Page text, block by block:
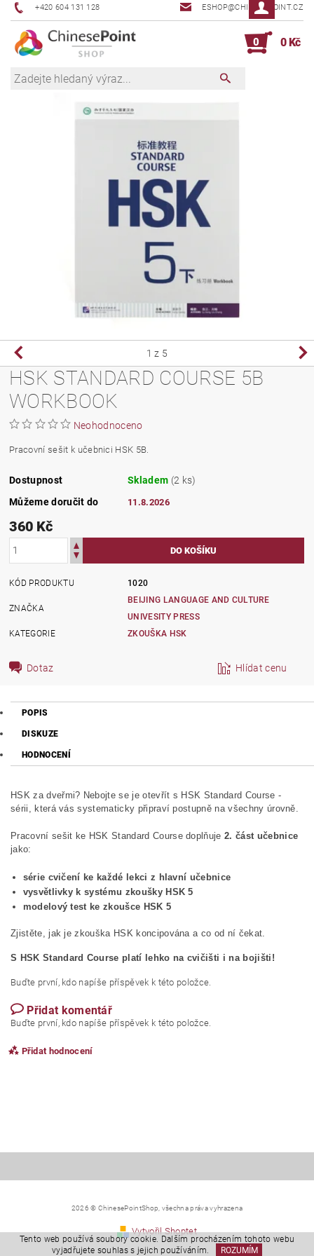
+420 604 131 128 ESHOP@CHINESEPOINT.CZ
0 0 Kč
1 z 5
HSK STANDARD COURSE 5B
WORKBOOK
Neohodnoceno
Pracovní sešit k učebnici HSK 5B.
Dostupnost Skladem (2 ks)
Můžeme doručit do
11.8.2026
360 Kč
KÓD PRODUKTU 1020
ZNAČKA
BEIJING LANGUAGE AND CULTURE
UNIVESITY PRESS
KATEGORIE
ZKOUŠKA HSK
Dotaz Hlídat cenu
POPIS
DISKUZE
HODNOCENÍ
HSK za dveřmi? Nebojte se je otevřít s HSK Standard Course -
sérii, která vás systematicky připraví postupně na všechny úrovně.
Pracovní sešit ke HSK Standard Course doplňuje2. část učebnice
jako:
série cvičení ke každé lekci z hlavní učebnice
vysvětlivky k systému zkoušky HSK 5
modelový test ke zkoušce HSK 5
Zjistěte, jak je zkouška HSK koncipována a co od ní čekat.
S HSK Standard Course platí lehko na cvičišti i na bojišti!
Buďte první, kdo napíše příspěvek k této položce.
Přidat komentář
Buďte první, kdo napíše příspěvek k této položce.
Přidat hodnocení
2026 © ChinesePointShop, všechna práva vyhrazena
Vytvořil Shoptet
Tento web používá soubory cookie. Dalším procházením tohoto webu
vyjadřujete souhlas s jejich používáním.
ROZUMÍM